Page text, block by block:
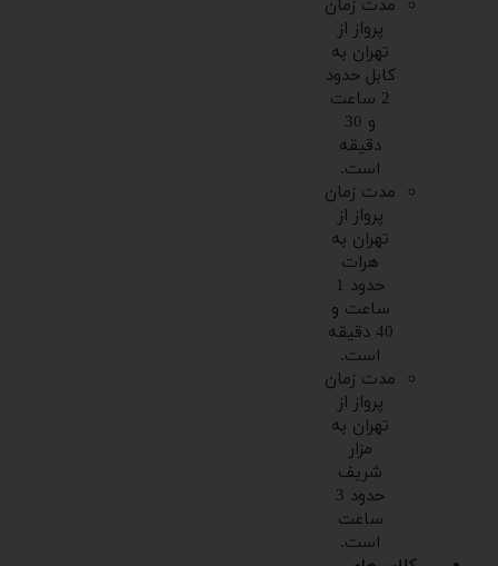
مدت زمان
پرواز از
تهران به
کابل حدود
2 ساعت
و 30
دقیقه
است.
مدت زمان
پرواز از
تهران به
هرات
حدود 1
ساعت و
40 دقیقه
است.
مدت زمان
پرواز از
تهران به
مزار
شریف
حدود 3
ساعت
است.